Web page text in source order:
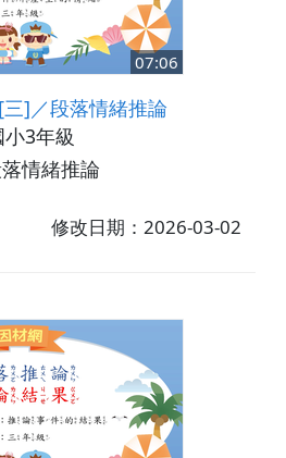
07:06
]／段落情緒推論
小3年級
情緒推論
修改日期：2026-03-02